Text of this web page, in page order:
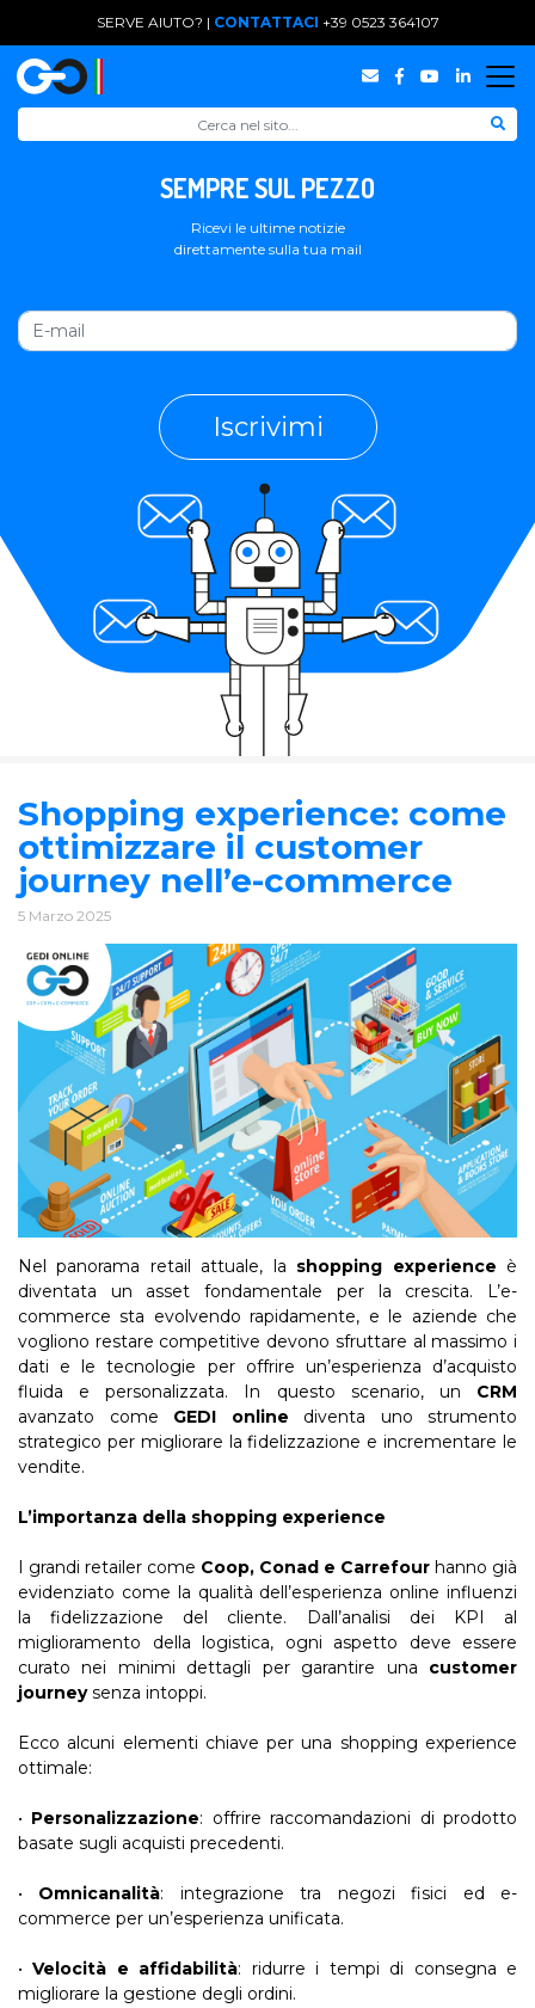
SERVE AIUTO? | CONTATTACI +39 0523 364107
SEMPRE SUL PEZZO
Ricevi le ultime notizie
direttamente sulla tua mail
Iscrivimi
Shopping experience: come
ottimizzare il customer
journey nell’e-commerce
5 Marzo 2025
Nel panorama retail attuale, la shopping experience è
diventata un asset fondamentale per la crescita. L’e-
commerce sta evolvendo rapidamente, e le aziende che
vogliono restare competitive devono sfruttare al massimo i
dati e le tecnologie per offrire un’esperienza d’acquisto
fluida e personalizzata. In questo scenario, un CRM
avanzato come GEDI online diventa uno strumento
strategico per migliorare la fidelizzazione e incrementare le
vendite.
L’importanza della shopping experience
I grandi retailer come Coop, Conad e Carrefour hanno già
evidenziato come la qualità dell’esperienza online influenzi
la fidelizzazione del cliente. Dall’analisi dei KPI al
miglioramento della logistica, ogni aspetto deve essere
curato nei minimi dettagli per garantire una customer
journeysenza intoppi.
Ecco alcuni elementi chiave per una shopping experience
ottimale:
• Personalizzazione: offrire raccomandazioni di prodotto
basate sugli acquisti precedenti.
• Omnicanalità: integrazione tra negozi fisici ed e-
commerce per un’esperienza unificata.
•Velocità e affidabilità: ridurre i tempi di consegna e
migliorare la gestione degli ordini.